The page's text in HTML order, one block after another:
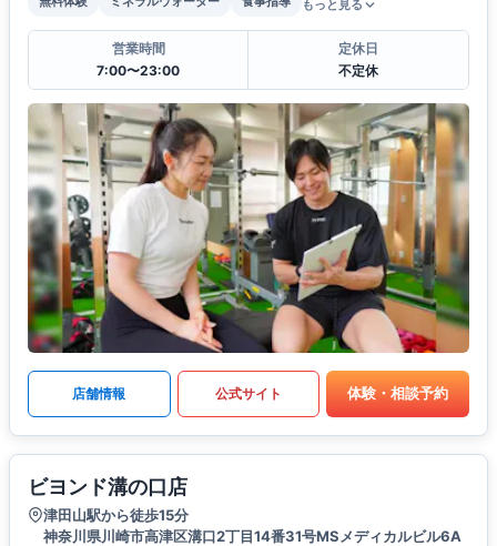
もっと見る
営業時間
7:00〜23:00
定休日
不定休
店舗情報 公式サイト 体験・相談予約
ビヨンド溝の口店
津田山駅から徒歩15分
神奈川県川崎市高津区溝口2丁目14番31号MSメディカルビル6A